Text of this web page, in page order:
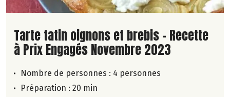
Lire la suite de la recette
Tarte tatin oignons et brebis - Recette
à Prix Engagés Novembre 2023
Nombre de personnes : 4 personnes
Préparation : 20 min